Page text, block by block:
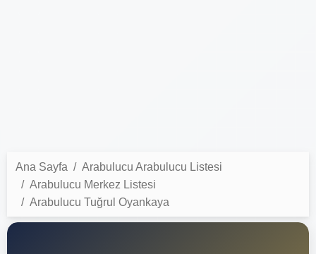
Ana Sayfa
Arabulucu Arabulucu Listesi
Arabulucu Merkez Listesi
Arabulucu Tuğrul Oyankaya